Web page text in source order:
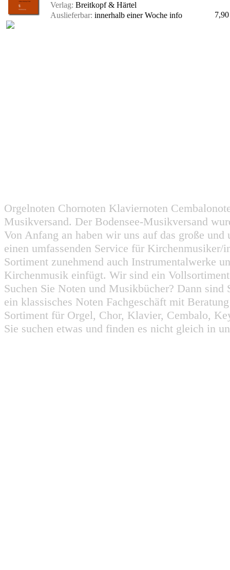
Verlag: Breitkopf & Härtel
Auslieferbar: innerhalb einer Woche info
Orgelnoten Chornoten Klaviernoten
Musikversand. Der Bodensee-Musikversand
Von Anfang an haben wir uns auf das große
einen umfassenden Service für
Sortiment zunehmend auch Instrumentalwerke
Kirchenmusik einfügt. Wir sind ein
Suchen Sie Noten und Musikbücher? Dann
ein klassisches Noten Fachgeschäft mit
Sortiment für Orgel, Chor, Klavier, Cembalo,
Sie suchen etwas und finden es nicht gleich in